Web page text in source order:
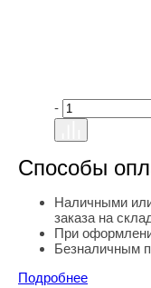
-
Способы
Наличными
заказа на
При
Безналичным
Подробнее